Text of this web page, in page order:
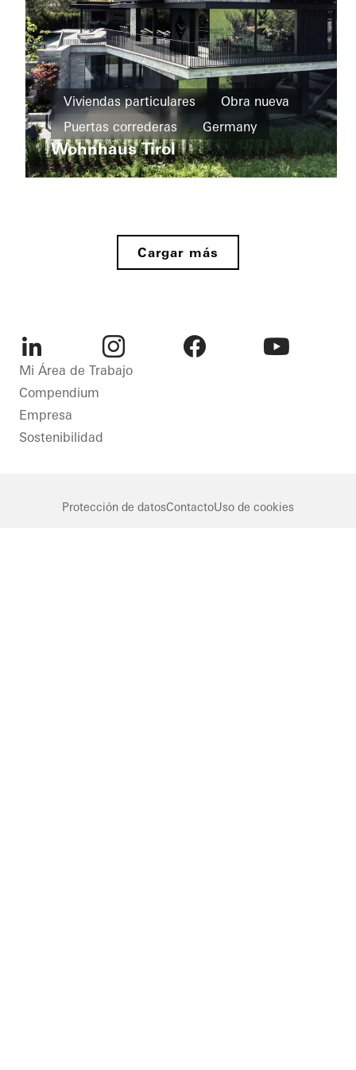
Viviendas
particulares
Ventanas
Puertas
correderas
F+C
House
Viviendas particulares
Obra nueva
Puertas correderas
Germany
Wohnhaus Tirol
Viviendas
Cargar más
LinkedIn Instagram
Mi Área de Trabajo
Compendium
Empresa
Sostenibilidad
Protección de datosContactoUso de cookies